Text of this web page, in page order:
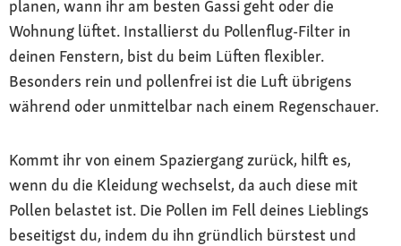
planen, wann ihr am besten Gassi geht oder die
Wohnung lüftet. Installierst du Pollenflug-Filter in
deinen Fenstern, bist du beim Lüften flexibler.
Besonders rein und pollenfrei ist die Luft übrigens
während oder unmittelbar nach einem Regenschauer.
Kommt ihr von einem Spaziergang zurück, hilft es,
wenn du die Kleidung wechselst, da auch diese mit
Pollen belastet ist. Die Pollen im Fell deines Lieblings
beseitigst du, indem du ihn gründlich bürstest und